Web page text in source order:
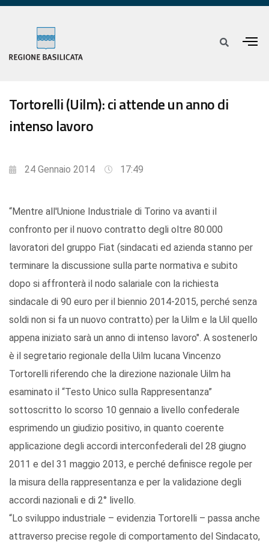
Tortorelli (Uilm): ci attende un anno di
intenso lavoro
24 Gennaio 2014 17:49
“Mentre all'Unione Industriale di Torino va avanti il
confronto per il nuovo contratto degli oltre 80.000
lavoratori del gruppo Fiat (sindacati ed azienda stanno per
terminare la discussione sulla parte normativa e subito
dopo si affronterà il nodo salariale con la richiesta
sindacale di 90 euro per il biennio 2014-2015, perché senza
soldi non si fa un nuovo contratto) per la Uilm e la Uil quello
appena iniziato sarà un anno di intenso lavoro". A sostenerlo
è il segretario regionale della Uilm lucana Vincenzo
Tortorelli riferendo che la direzione nazionale Uilm ha
esaminato il “Testo Unico sulla Rappresentanza”
sottoscritto lo scorso 10 gennaio a livello confederale
esprimendo un giudizio positivo, in quanto coerente
applicazione degli accordi interconfederali del 28 giugno
2011 e del 31 maggio 2013, e perché definisce regole per
la misura della rappresentanza e per la validazione degli
accordi nazionali e di 2° livello.
“Lo sviluppo industriale – evidenzia Tortorelli – passa anche
attraverso precise regole di comportamento del Sindacato,